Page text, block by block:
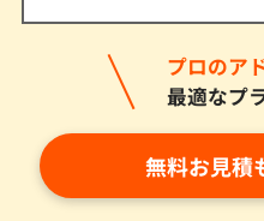
プロのア
最適なプ
無料お見積